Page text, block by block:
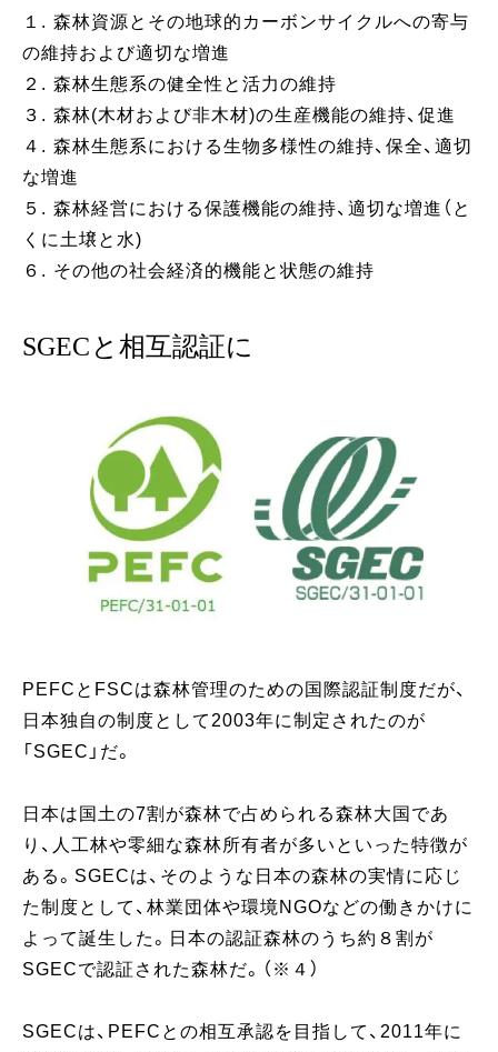
１. 森林資源とその地球的カーボンサイクルへの寄与
の維持および適切な増進
２. 森林生態系の健全性と活力の維持
３. 森林(木材および非木材)の生産機能の維持、促進
４. 森林生態系における生物多様性の維持、保全、適切
な増進
５. 森林経営における保護機能の維持、適切な増進（と
くに土壌と水)
６. その他の社会経済的機能と状態の維持
SGECと相互認証に
PEFCとFSCは森林管理のための国際認証制度だが、
日本独自の制度として2003年に制定されたのが
「SGEC」だ。
日本は国土の7割が森林で占められる森林大国であ
り、人工林や零細な森林所有者が多いといった特徴が
ある。SGECは、そのような日本の森林の実情に応じ
た制度として、林業団体や環境NGOなどの働きかけに
よって誕生した。日本の認証森林のうち約８割が
SGECで認証された森林だ。（※４）
SGECは、PEFCとの相互承認を目指して、2011年に